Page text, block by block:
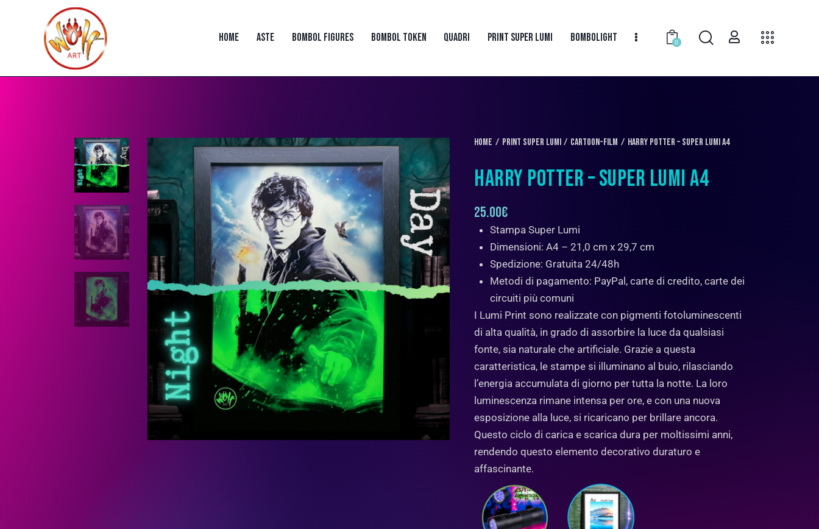
HOME ASTE BOMBOL FIGURES BOMBOL TOKEN QUADRI PRINT SUPER LUMI BOMBOLIGHT 0
Home PRINT SUPER LUMI Cartoon-Film Harry Potter – Super Lumi A4
HARRY POTTER – SUPER LUMI A4
25.00€
Stampa Super Lumi
Dimensioni: A4 – 21,0 cm x 29,7 cm
Spedizione: Gratuita 24/48h
Metodi di pagamento: PayPal, carte di credito, carte dei
circuiti più comuni
I Lumi Print sono realizzate con pigmenti fotoluminescenti
di alta qualità, in grado di assorbire la luce da qualsiasi
fonte, sia naturale che artificiale. Grazie a questa
caratteristica, le stampe si illuminano al buio, rilasciando
l’energia accumulata di giorno per tutta la notte. La loro
luminescenza rimane intensa per ore, e con una nuova
esposizione alla luce, si ricaricano per brillare ancora.
Questo ciclo di carica e scarica dura per moltissimi anni,
rendendo questo elemento decorativo duraturo e
affascinante.